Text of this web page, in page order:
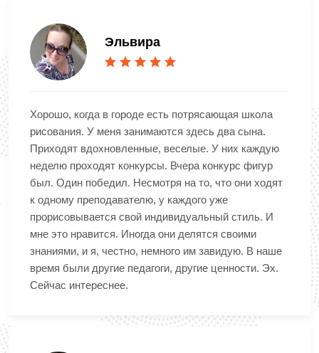
Эльвира
Хорошо, когда в городе есть потрясающая школа
рисования. У меня занимаются здесь два сына.
Приходят вдохновленные, веселые. У них каждую
неделю проходят конкурсы. Вчера конкурс фигур
был. Один победил. Несмотря на то, что они ходят
к одному преподавателю, у каждого уже
прорисовывается свой индивидуальный стиль. И
мне это нравится. Иногда они делятся своими
знаниями, и я, честно, немного им завидую. В наше
время были другие педагоги, другие ценности. Эх.
Сейчас интереснее.